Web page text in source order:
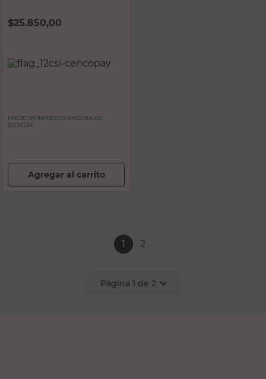
$25.850,00
PRECIO SIN IMPUESTOS NACIONALES:
$21.363,64
Agregar al carrito
1 2
Página 1 de 2